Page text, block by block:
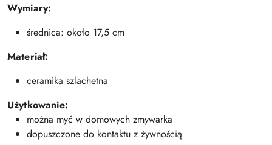
Wymiary:
średnica: około 17,5 cm
Materiał:
ceramika szlachetna
Użytkowanie:
można myć w domowych zmywarka
dopuszczone do kontaktu z żywnością